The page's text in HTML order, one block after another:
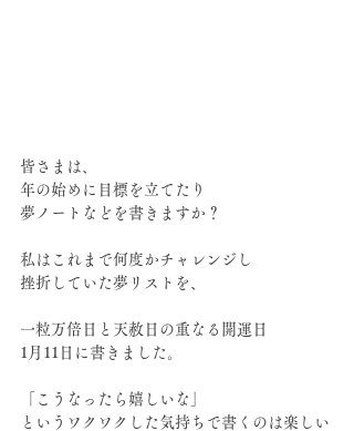
皆さまは、
年の始めに目標を立てたり
夢ノートなどを書きますか？
私はこれまで何度かチャレンジし
挫折していた夢リストを、
一粒万倍日と天赦日の重なる開運日
1月11日に書きました。
「こうなったら嬉しいな」
というワクワクした気持ちで書くのは楽しい